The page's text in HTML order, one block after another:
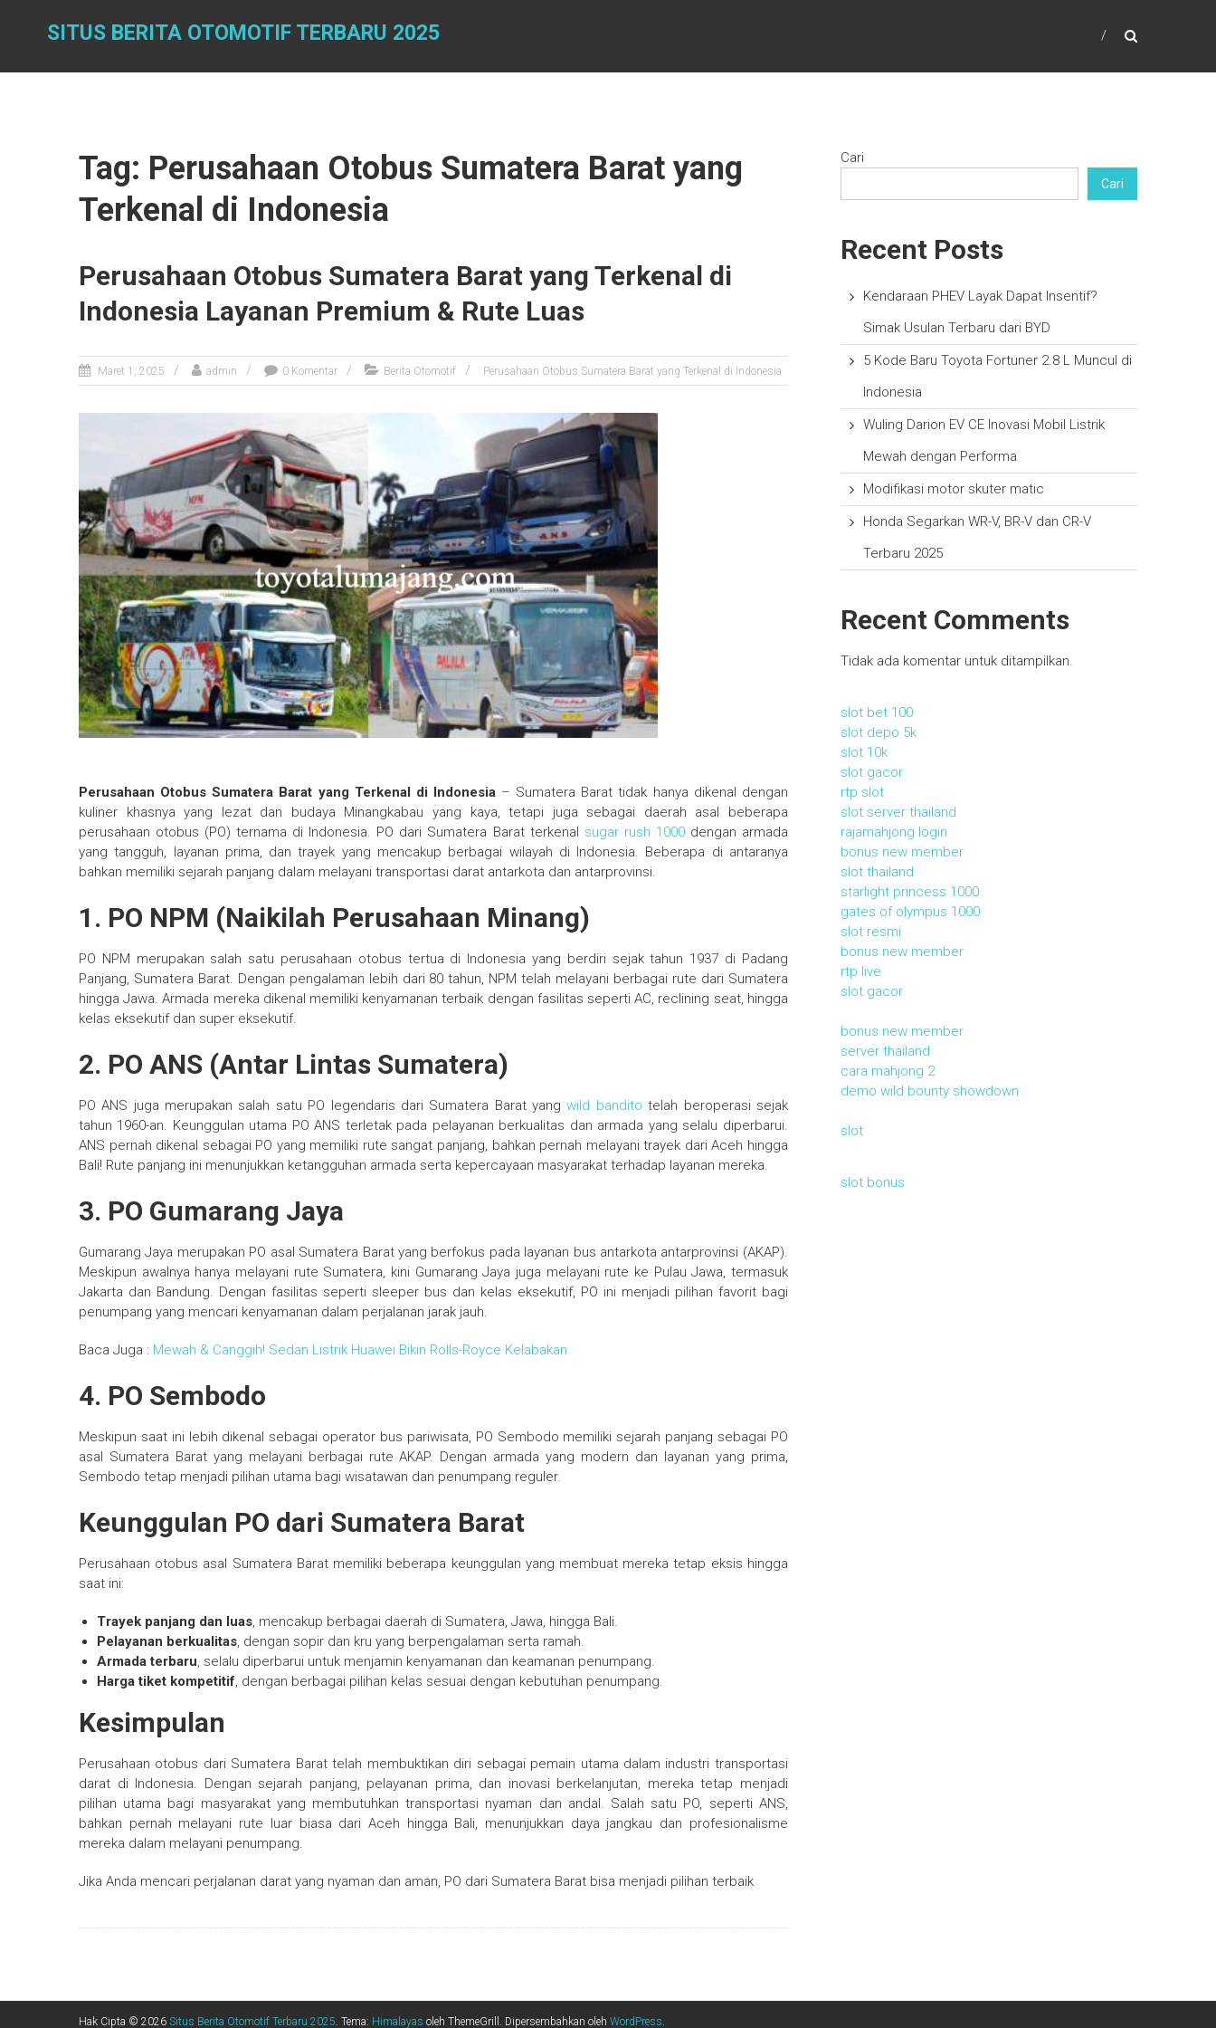
SITUS BERITA OTOMOTIF TERBARU 2025
Tag: Perusahaan Otobus Sumatera Barat yang
Terkenal di Indonesia
Perusahaan Otobus Sumatera Barat yang Terkenal di
Indonesia Layanan Premium & Rute Luas
Maret 1, 2025 admin 0 Komentar Berita Otomotif Perusahaan Otobus Sumatera Barat yang Terkenal di Indonesia
Perusahaan Otobus Sumatera Barat yang Terkenal di Indonesia– Sumatera Barat tidak hanya dikenal dengan
kuliner khasnya yang lezat dan budaya Minangkabau yang kaya, tetapi juga sebagai daerah asal beberapa
perusahaan otobus (PO) ternama di Indonesia. PO dari Sumatera Barat terkenal sugar rush 1000dengan armada
yang tangguh, layanan prima, dan trayek yang mencakup berbagai wilayah di Indonesia. Beberapa di antaranya
bahkan memiliki sejarah panjang dalam melayani transportasi darat antarkota dan antarprovinsi.
1. PO NPM (Naikilah Perusahaan Minang)
PO NPM merupakan salah satu perusahaan otobus tertua di Indonesia yang berdiri sejak tahun 1937 di Padang
Panjang, Sumatera Barat. Dengan pengalaman lebih dari 80 tahun, NPM telah melayani berbagai rute dari Sumatera
hingga Jawa. Armada mereka dikenal memiliki kenyamanan terbaik dengan fasilitas seperti AC, reclining seat, hingga
kelas eksekutif dan super eksekutif.
2. PO ANS (Antar Lintas Sumatera)
PO ANS juga merupakan salah satu PO legendaris dari Sumatera Barat yangwild bandito telah beroperasi sejak
tahun 1960-an. Keunggulan utama PO ANS terletak pada pelayanan berkualitas dan armada yang selalu diperbarui.
ANS pernah dikenal sebagai PO yang memiliki rute sangat panjang, bahkan pernah melayani trayek dari Aceh hingga
Bali! Rute panjang ini menunjukkan ketangguhan armada serta kepercayaan masyarakat terhadap layanan mereka.
3. PO Gumarang Jaya
Gumarang Jaya merupakan PO asal Sumatera Barat yang berfokus pada layanan bus antarkota antarprovinsi (AKAP).
Meskipun awalnya hanya melayani rute Sumatera, kini Gumarang Jaya juga melayani rute ke Pulau Jawa, termasuk
Jakarta dan Bandung. Dengan fasilitas seperti sleeper bus dan kelas eksekutif, PO ini menjadi pilihan favorit bagi
penumpang yang mencari kenyamanan dalam perjalanan jarak jauh.
Baca Juga : Mewah & Canggih! Sedan Listrik Huawei Bikin Rolls-Royce Kelabakan
4. PO Sembodo
Meskipun saat ini lebih dikenal sebagai operator bus pariwisata, PO Sembodo memiliki sejarah panjang sebagai PO
asal Sumatera Barat yang melayani berbagai rute AKAP. Dengan armada yang modern dan layanan yang prima,
Sembodo tetap menjadi pilihan utama bagi wisatawan dan penumpang reguler.
Keunggulan PO dari Sumatera Barat
Perusahaan otobus asal Sumatera Barat memiliki beberapa keunggulan yang membuat mereka tetap eksis hingga
saat ini:
Trayek panjang dan luas, mencakup berbagai daerah di Sumatera, Jawa, hingga Bali.
Pelayanan berkualitas, dengan sopir dan kru yang berpengalaman serta ramah.
Armada terbaru, selalu diperbarui untuk menjamin kenyamanan dan keamanan penumpang.
Harga tiket kompetitif, dengan berbagai pilihan kelas sesuai dengan kebutuhan penumpang.
Kesimpulan
Perusahaan otobus dari Sumatera Barat telah membuktikan diri sebagai pemain utama dalam industri transportasi
darat di Indonesia. Dengan sejarah panjang, pelayanan prima, dan inovasi berkelanjutan, mereka tetap menjadi
pilihan utama bagi masyarakat yang membutuhkan transportasi nyaman dan andal. Salah satu PO, seperti ANS,
bahkan pernah melayani rute luar biasa dari Aceh hingga Bali, menunjukkan daya jangkau dan profesionalisme
mereka dalam melayani penumpang.
Jika Anda mencari perjalanan darat yang nyaman dan aman, PO dari Sumatera Barat bisa menjadi pilihan terbaik
Cari
Cari
Recent Posts
Kendaraan PHEV Layak Dapat Insentif?
Simak Usulan Terbaru dari BYD
5 Kode Baru Toyota Fortuner 2.8 L Muncul di
Indonesia
Wuling Darion EV CE Inovasi Mobil Listrik
Mewah dengan Performa
Modifikasi motor skuter matic
Honda Segarkan WR-V, BR-V dan CR-V
Terbaru 2025
Recent Comments
Tidak ada komentar untuk ditampilkan.
slot bet 100
slot depo 5k
slot 10k
slot gacor
rtp slot
slot server thailand
rajamahjong login
bonus new member
slot thailand
starlight princess 1000
gates of olympus 1000
slot resmi
bonus new member
rtp live
slot gacor
bonus new member
server thailand
cara mahjong 2
demo wild bounty showdown
slot
slot bonus
Hak Cipta © 2026 Situs Berita Otomotif Terbaru 2025. Tema: Himalayas oleh ThemeGrill. Dipersembahkan oleh WordPress.